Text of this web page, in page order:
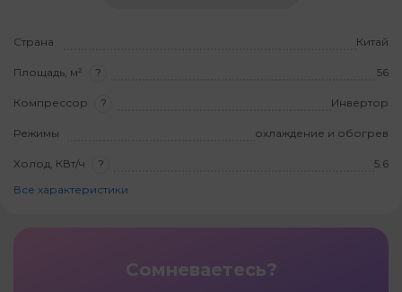
Страна Китай
Площадь, м² ? 56
Компрессор ? Инвертор
Режимы охлаждение и обогрев
Холод, КВт/ч ?
5.6
Все характеристики
Сомневаетесь?